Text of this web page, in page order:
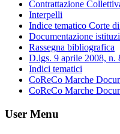
Contrattazione
Interpelli
Indice tematico Corte
Documentazione
Rassegna bibliografica
D.lgs. 9 aprile 2008, n.
Indici tematici
CoReCo Marche
CoReCo Marche
User Menu